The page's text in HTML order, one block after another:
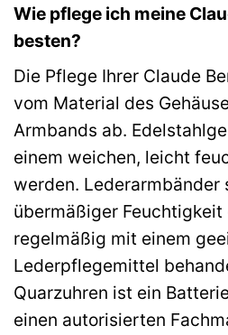
Wie pflege ich meine
besten?
Die Pflege Ihrer Claude
vom Material des
Armbands ab.
einem weichen, leicht
werden. Lederarmbänder
übermäßiger
regelmäßig mit einem
Lederpflegemittel
Quarzuhren ist ein
einen autorisierten